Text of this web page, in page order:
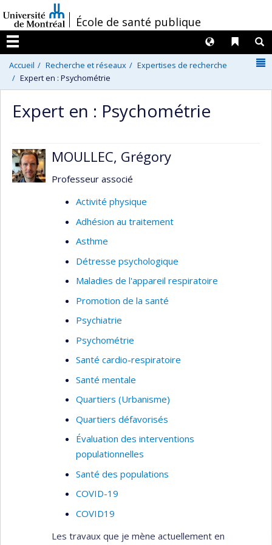
au
contenu
/École de santé publique
Menu
Liens
Langues
Accueil Recherche et réseaux
Expertises de recherche
Expert en : Psychométrie
Expert en : Psychométrie
MOULLEC, Grégory
Professeur associé
Activité physique
Adhésion au traitement
Asthme
Détresse psychologique
Maladies de l'appareil respiratoire
Promotion de la santé
Psychiatrie
Psychométrie
Santé cardio-respiratoire
Santé mentale
Quartiers (Urbanisme)
Quartiers défavorisés
Évaluation des interventions
populationnelles
Santé des populations
COVID-19
COVID19
Les travaux que je mène actuellement en